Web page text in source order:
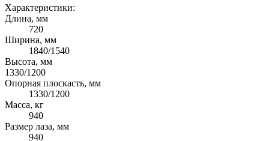
Характеристики:
Длина, мм
720
Ширина, мм
1840/1540
Высота, мм
1330/1200
Опорная плоскасть, мм
1330/1200
Масса, кг
940
Размер лаза, мм
940